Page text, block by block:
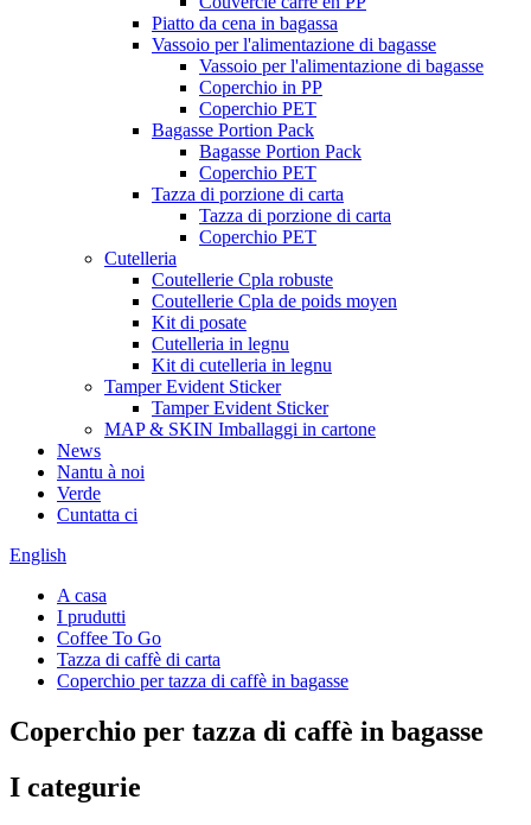
Piatto da cena in bagassa
Vassoio per l'alimentazione di bagasse
Vassoio per l'alimentazione di bagasse
Coperchio in PP
Coperchio PET
Bagasse Portion Pack
Bagasse Portion Pack
Coperchio PET
Tazza di porzione di carta
Tazza di porzione di carta
Coperchio PET
Cutelleria
Coutellerie Cpla robuste
Coutellerie Cpla de poids moyen
Kit di posate
Cutelleria in legnu
Kit di cutelleria in legnu
Tamper Evident Sticker
Tamper Evident Sticker
MAP & SKIN Imballaggi in cartone
News
Nantu à noi
Verde
Cuntatta ci
English
A casa
I prudutti
Coffee To Go
Tazza di caffè di carta
Coperchio per tazza di caffè in bagasse
Coperchio per tazza di caffè in bagasse
I categurie